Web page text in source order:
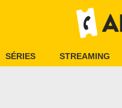
SÉRIES STREAMING